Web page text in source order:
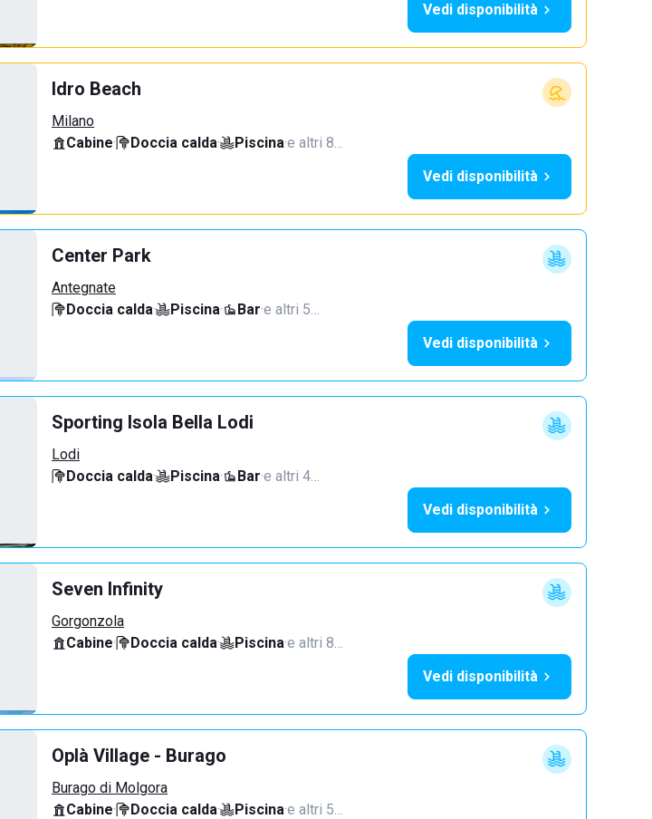
Vedi disponibilità
Idro Beach
Milano
Cabine· Doccia calda· Piscina·e altri 8…
Vedi disponibilità
Center Park
Antegnate
Doccia calda· Piscina· Bar·e altri 5…
Vedi disponibilità
Sporting Isola Bella Lodi
Lodi
Doccia calda· Piscina· Bar·e altri 4…
Vedi disponibilità
Seven Infinity
Gorgonzola
Cabine· Doccia calda· Piscina·e altri 8…
Vedi disponibilità
Oplà Village - Burago
Burago di Molgora
Cabine· Doccia calda· Piscina·e altri 5…